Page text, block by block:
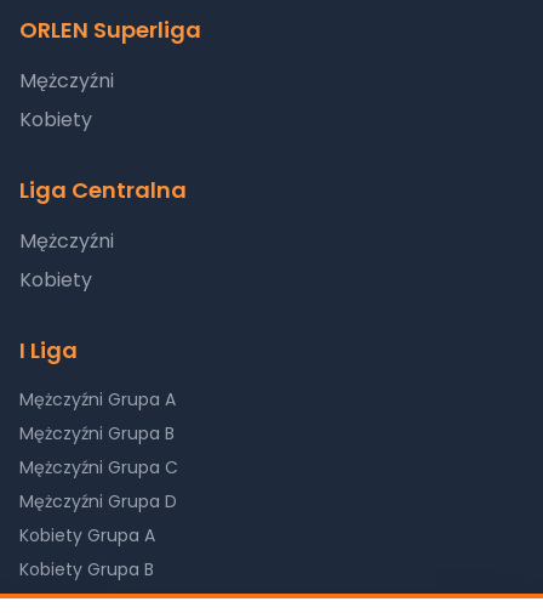
ORLEN Superliga
Mężczyźni
Kobiety
Liga Centralna
Mężczyźni
Kobiety
I Liga
Mężczyźni Grupa A
Mężczyźni Grupa B
Mężczyźni Grupa C
Mężczyźni Grupa D
Kobiety Grupa A
Kobiety Grupa B
Kobiety Grupa C